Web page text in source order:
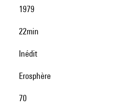
1979
22min
Inédit
Erosphère
70